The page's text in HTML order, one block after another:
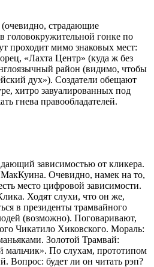
страдающие
головокружительной гонке по
проходит мимо знаковых мест:
«Лахта Центр» (куда ж без
район (видимо, чтобы
дух»). Создатели обещают
хитро завуалированных под
гнева правообладателей.
зависимостью от кликера.
Очевидно, намек на то,
место цифровой зависимости.
Ходят слухи, что он же,
в президенты трамвайного
(возможно). Поговаривают,
Чикатило Хиковского. Мораль:
Золотой Трамвай:
мальчик». По слухам, прототипом
Вопрос: будет ли он читать рэп?